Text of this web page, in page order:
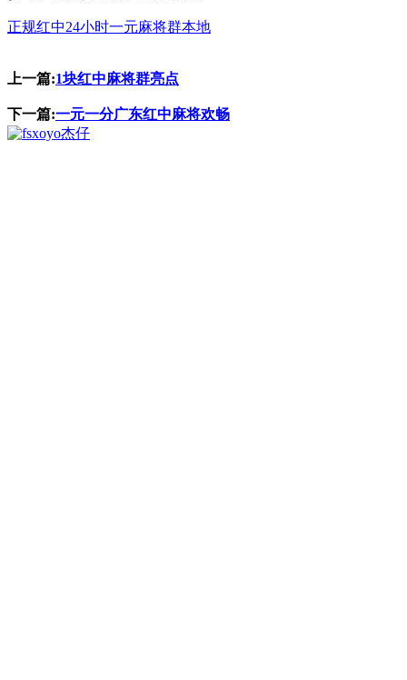
正规红中24小时一元麻将群本地
上一篇:1块红中麻将群亮点
下一篇:一元一分广东红中麻将欢畅
杰仔